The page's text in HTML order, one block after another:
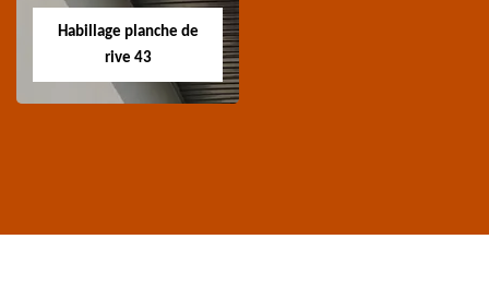
Loire
Habillage planche de
rive 43
de rive 43